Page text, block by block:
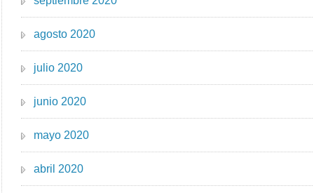
agosto 2020
julio 2020
junio 2020
mayo 2020
abril 2020